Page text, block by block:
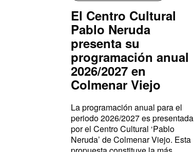
El Centro Cultural
Pablo Neruda
presenta su
programación anual
2026/2027 en
Colmenar Viejo
La programación anual para el
periodo 2026/2027 es presentada
por el Centro Cultural ‘Pablo
Neruda’ de Colmenar Viejo. Esta